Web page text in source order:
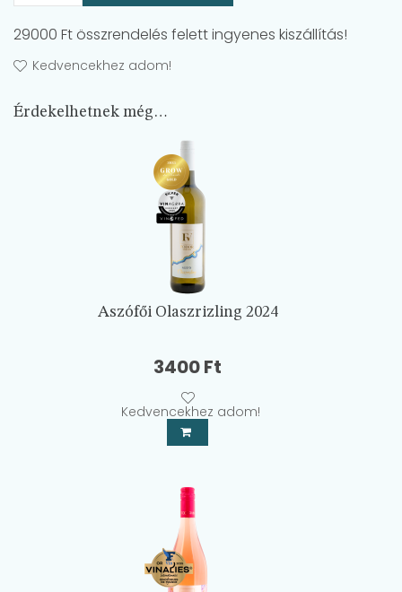
29000 Ft összrendelés felett ingyenes kiszállítás!
Kedvencekhez adom!
Érdekelhetnek még…
Aszófői Olaszrizling 2024
3400Ft
Kedvencekhez adom!